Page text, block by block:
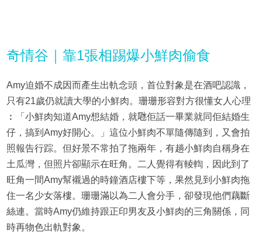
奇情谷｜靠1張相踢爆小鮮肉偷食
Amy迫婚不成因而產生出軌念頭，首位對象是在酒吧認識，
只有21歲仍就讀大學的小鮮肉。珊珊形容對方很懂女人心理
︰「小鮮肉知道Amy想結婚，就𠱁佢話一畢業就同佢結婚生
仔，搞到Amy好開心。」這位小鮮肉不單隨傳隨到，又會拍
照報告行踪。但好景不常拍了拖兩年，有趟小鮮肉自稱身在
土瓜灣，但照片卻顯示在旺角。二人覺得有輘輷，因此到了
旺角一間Amy幫襯過的時鐘酒店樓下等，果然見到小鮮肉拖
住一名少女落樓。珊珊滿以為二人會分手，卻發現他們藕斷
絲連。當時Amy仍維持跟正印男友及小鮮肉的三角關係，同
時再物色出軌對象。